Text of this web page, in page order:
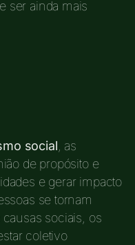
ser ainda mais
social , as
de propósito e
e gerar impacto
se tornam
sociais, os
coletivo